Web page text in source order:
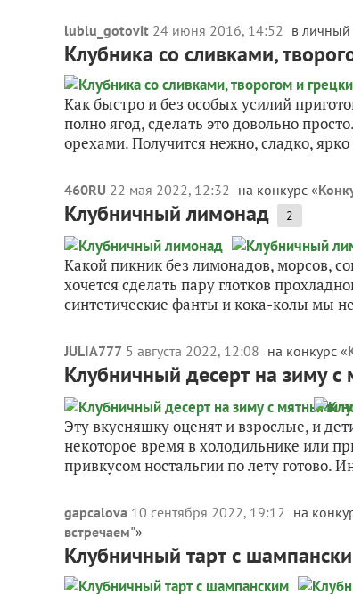
lublu_gotovit 24 июня 2016, 14:52 в
Клубника со сливками,
Как быстро и без особых усилий
полно ягод, сделать это довольно
орехами. Получится нежно, сладко,
460RU 22 мая 2022, 12:32 на конкурс «
Клубничный лимонад 2
Какой пикник без лимонадов, морсов,
хочется сделать пару глотков
синтетические фанты и кока-колы мы
JULIA777 5 августа 2022, 12:08 на конкурс «
Клубничный десерт на зиму
Эту вкусняшку оценят и взрослые, и
некоторое время в холодильнике или
привкусом ностальгии по лету готово.
gapcalova 10 сентября 2022, 19:12 на
встречаем"»
Клубничный тарт с